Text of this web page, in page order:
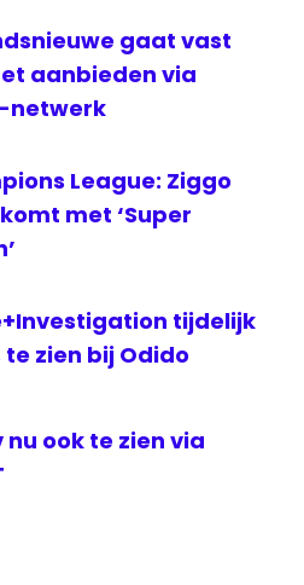
gaat vast
aanbieden via
netwerk
League: Ziggo
met ‘Super
tijdelijk
zien bij Odido
nu ook te zien via